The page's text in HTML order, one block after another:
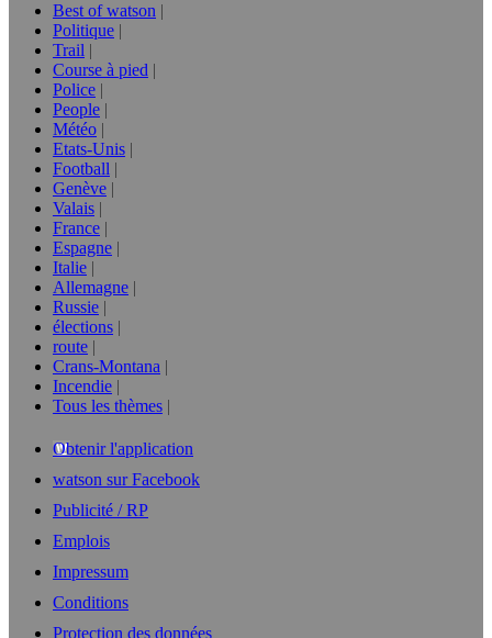
Best of watson
Politique
Trail
Course à pied
Police
People
Météo
Etats-Unis
Football
Genève
Valais
France
Espagne
Italie
Allemagne
Russie
élections
route
Crans-Montana
Incendie
Tous les thèmes
Obtenir l'application
watson sur Facebook
Publicité / RP
Emplois
Impressum
Conditions
Protection des données